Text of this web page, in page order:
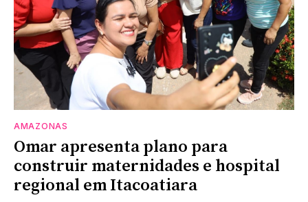
AMAZONAS
Omar apresenta plano para
construir maternidades e hospital
regional em Itacoatiara